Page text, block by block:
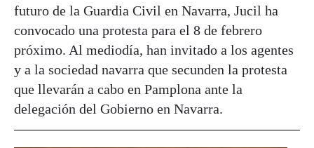
futuro de la Guardia Civil en Navarra, Jucil ha
convocado una protesta para el 8 de febrero
próximo. Al mediodía, han invitado a los agentes
y a la sociedad navarra que secunden la protesta
que llevarán a cabo en Pamplona ante la
delegación del Gobierno en Navarra.